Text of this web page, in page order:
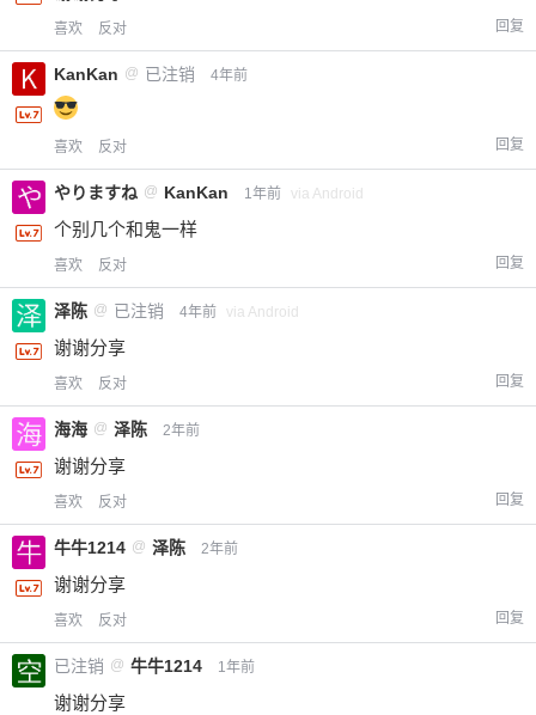
喜欢 反对 回复
KanKan @ 已注销 4年前
喜欢 反对 回复
やりますね @ KanKan 1年前 via Android
个别几个和鬼一样
喜欢 反对 回复
泽陈 @ 已注销 4年前 via Android
谢谢分享
喜欢 反对 回复
海海 @ 泽陈 2年前
谢谢分享
喜欢 反对 回复
牛牛1214 @ 泽陈 2年前
谢谢分享
喜欢 反对 回复
已注销 @ 牛牛1214 1年前
谢谢分享